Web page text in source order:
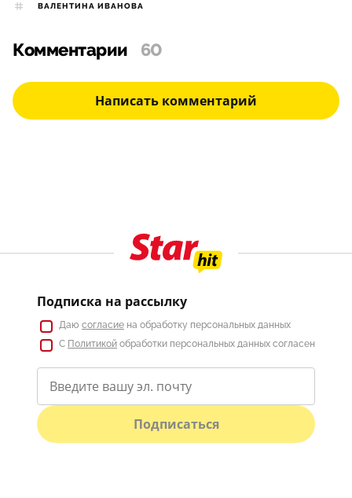
ВАЛЕНТИНА ИВАНОВА
Комментарии 60
Написать комментарий
Подписка на рассылку
Даю согласие на обработку персональных данных
С Политикой обработки персональных данных согласен
Подписаться